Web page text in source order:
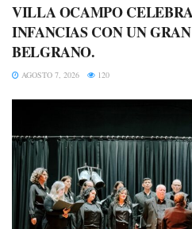
VILLA OCAMPO
INFANCIAS CON UN
BELGRANO.
AGOSTO 7, 2026 120